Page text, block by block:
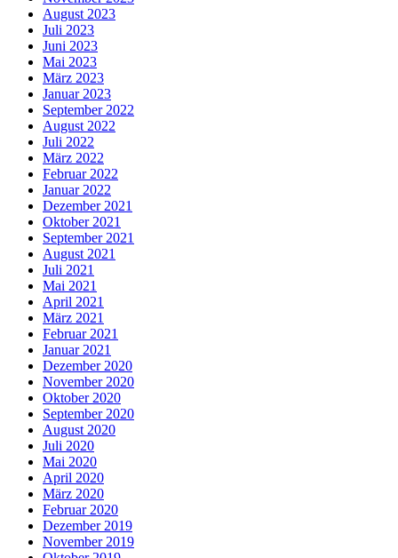
August 2023
Juli 2023
Juni 2023
Mai 2023
März 2023
Januar 2023
September 2022
August 2022
Juli 2022
März 2022
Februar 2022
Januar 2022
Dezember 2021
Oktober 2021
September 2021
August 2021
Juli 2021
Mai 2021
April 2021
März 2021
Februar 2021
Januar 2021
Dezember 2020
November 2020
Oktober 2020
September 2020
August 2020
Juli 2020
Mai 2020
April 2020
März 2020
Februar 2020
Dezember 2019
November 2019